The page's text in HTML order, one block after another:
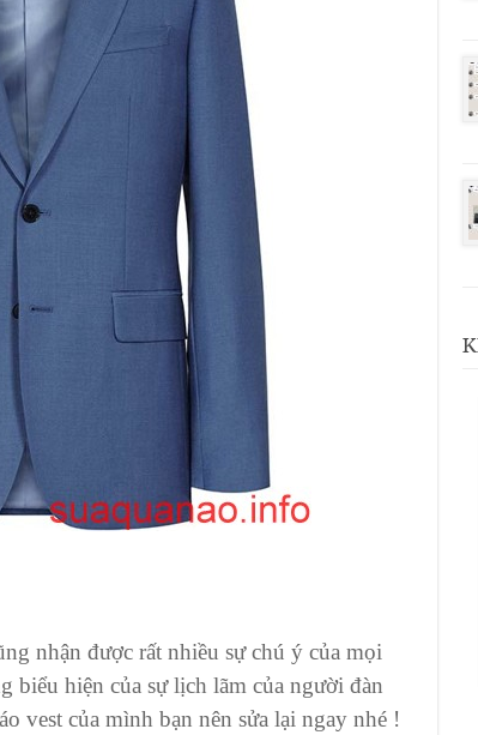
nhận được rất nhiều sự chú ý của mọi
biểu hiện của sự lịch lãm của người đàn
vest của mình bạn nên sửa lại ngay nhé !